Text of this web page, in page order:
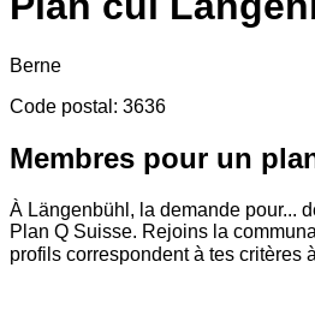
Berne
Code postal : 3636
Membres pour un
À Längenbühl, la demande pour...
Plan Q Suisse. Rejoins la
profils correspondent à tes critères